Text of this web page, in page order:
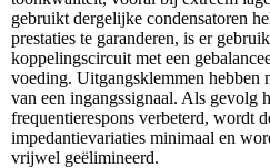
gebruikt dergelijke condensatoren
prestaties te garanderen, is er
koppelingscircuit met een
voeding. Uitgangsklemmen hebben
van een ingangssignaal. Als gevolg
frequentierespons verbeterd, wordt
impedantievariaties minimaal en
vrijwel geëlimineerd.